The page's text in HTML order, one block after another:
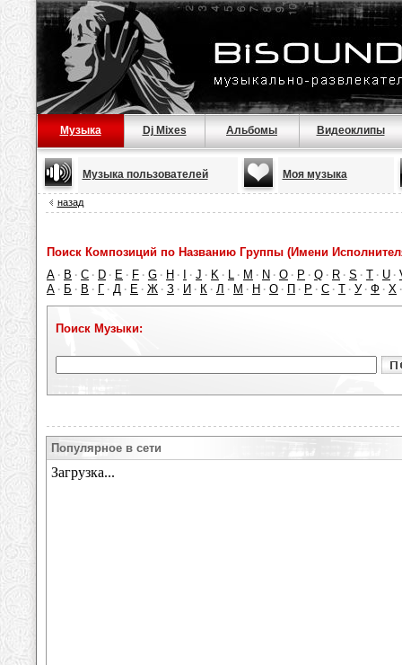
Музыка Dj Mixes Альбомы Видеоклипы
Музыка пользователей Моя музыка
назад
Поиск Композиций по Названию Группы (Имени
A · B · C · D · E · F · G · H · · J · K · L · M · N · O · P · Q · R · S · T · U ·
А · Б · В · Г · Д · Е · Ж · З · И · К · Л · М · Н · О · П · Р · С · Т · У · Ф · Х
Поиск Музыки:
Популярное в сети